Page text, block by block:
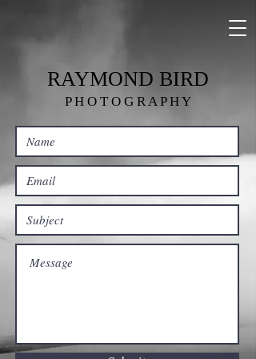
RAYMOND BIRD
P H O T O G R A P H Y